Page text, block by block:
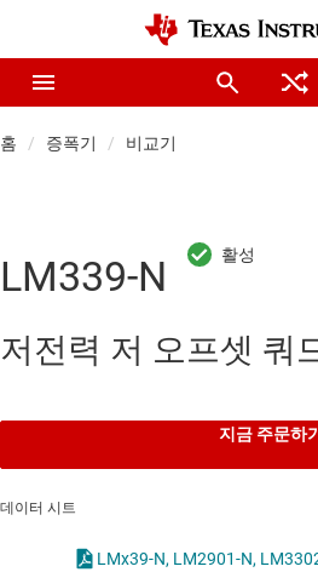
홈 증폭기 비교기
LM339-N
저전력 저 오프셋 쿼
지금 주문하기
데이터 시트
LMx39-N, LM2901-N,